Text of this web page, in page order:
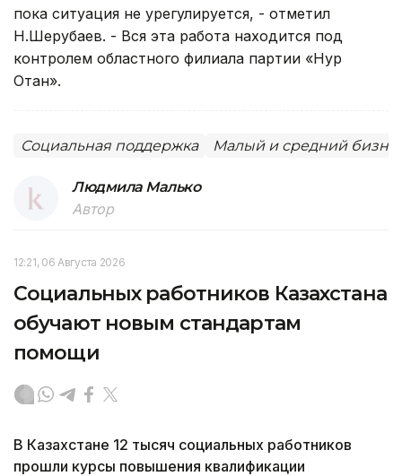
пока ситуация не урегулируется, - отметил
Н.Шерубаев. - Вся эта работа находится под
контролем областного филиала партии «Нур
Отан».
Социальная поддержка Малый и средний
Людмила Малько
Автор
12:21, 06 Августа 2026
Социальных работников Казахстана
обучают новым стандартам
помощи
В Казахстане 12 тысяч социальных работников
прошли курсы повышения квалификации